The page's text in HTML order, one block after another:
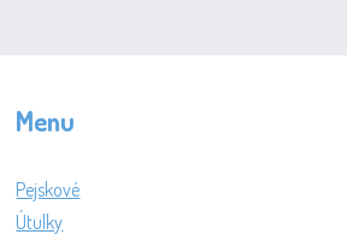
Menu
Pejskové
Útulky